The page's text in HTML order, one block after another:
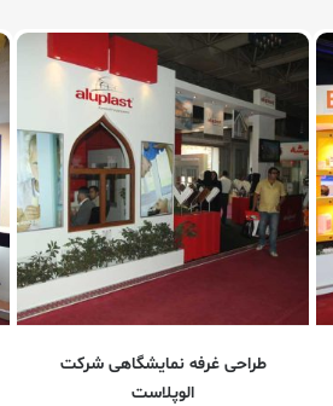
طراحی غرفه نمایشگاهی شرکت
الوپلاست